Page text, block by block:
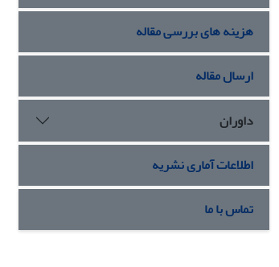
هزینه های بررسی مقاله
ارسال مقاله
داوران
اطلاعات آماری نشریه
تماس با ما